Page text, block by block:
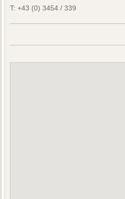
T: +43 (0) 3454 / 339